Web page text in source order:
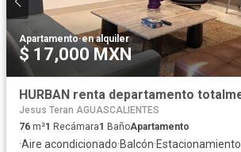
Apartamento·en alquiler
$ 17,000 MXN
Jesus Teran AGUASCALIENTES
76 m²1 Recámara1 BañoApartamento
·Aire acondicionado·Balcón·Estacionamiento